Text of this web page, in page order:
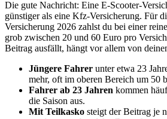
Die gute Nachricht: Eine E-Scooter-
günstiger als eine Kfz-Versicherung. Für
Versicherung 2026 zahlst du bei einer
grob zwischen 20 und 60 Euro pro
Beitrag ausfällt, hängt vor allem von
Jüngere Fahrer unter etwa 23
mehr, oft im oberen Bereich um 50
Fahrer ab 23 Jahren kommen
die Saison aus.
Mit Teilkasko steigt der Beitrag je